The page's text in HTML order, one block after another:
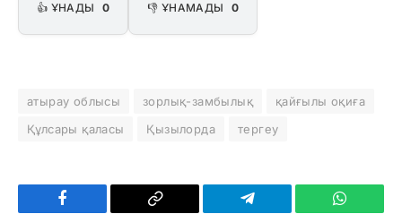
👍 ҰНАДЫ 0 👎 ҰНАМАДЫ 0
атырау облысы зорлық-замбылық
қайғылы оқиға
Құлсары қаласы
Қызылорда тергеу